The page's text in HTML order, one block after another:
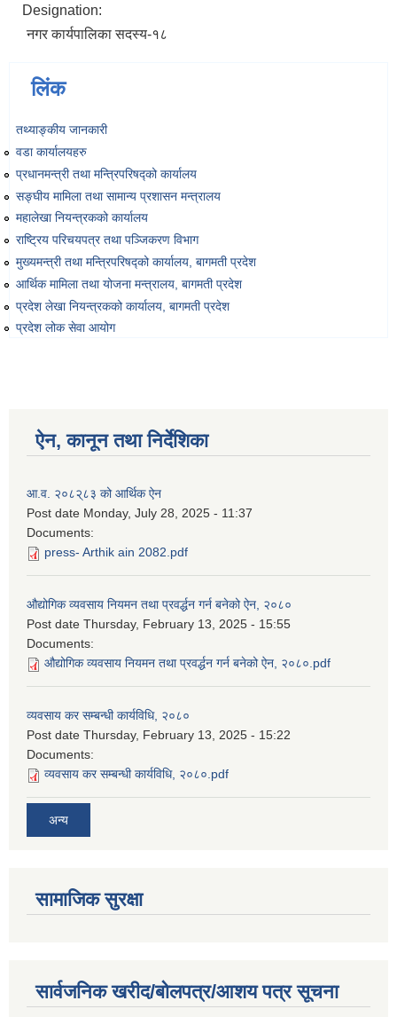
Designation:
नगर कार्यपालिका सदस्य-१८
लिंक
तथ्याङ्‍कीय जानकारी
वडा कार्यालयहरु
प्रधानमन्त्री तथा मन्त्रिपरिषद्को कार्यालय
सङ्‍घीय मामिला तथा सामान्य प्रशासन मन्त्रालय
महालेखा नियन्त्रकको कार्यालय
राष्ट्रिय परिचयपत्र तथा पञ्‍जिकरण विभाग
मुख्यमन्त्री तथा मन्त्रिपरिषद्को कार्यालय, बागमती प्रदेश
आर्थिक मामिला तथा योजना मन्त्रालय, बागमती प्रदेश
प्रदेश लेखा नियन्त्रकको कार्यालय, बागमती प्रदेश
प्रदेश लोक सेवा आयोग
ऐन, कानून तथा निर्देशिका
आ.व. २०८२्८३ को आर्थिक ऐन
Post date Monday, July 28, 2025 - 11:37
Documents:
press- Arthik ain 2082.pdf
औद्योगिक व्यवसाय नियमन तथा प्रवर्द्धन गर्न बनेको ऐन, २०८०
Post date Thursday, February 13, 2025 - 15:55
Documents:
औद्योगिक व्यवसाय नियमन तथा प्रवर्द्धन गर्न बनेको ऐन, २०८०.pdf
व्यवसाय कर सम्बन्धी कार्यविधि, २०८०
Post date Thursday, February 13, 2025 - 15:22
Documents:
व्यवसाय कर सम्बन्धी कार्यविधि, २०८०.pdf
अन्य
सामाजिक सुरक्षा
सार्वजनिक खरीद/बोलपत्र/आशय पत्र सूचना